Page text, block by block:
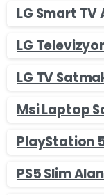
LG Smart TV
LG
LG TV
Msi Laptop
PlayStation
PS5 Slim